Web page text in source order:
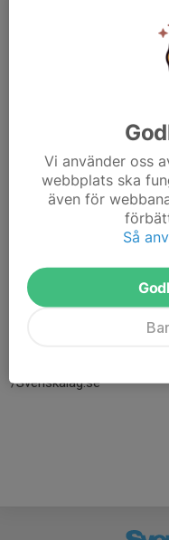
Här hamnar automatiskt
att kunna börja
/Svenskalag.se
Vi använder oss
webbplats ska
även för
Så